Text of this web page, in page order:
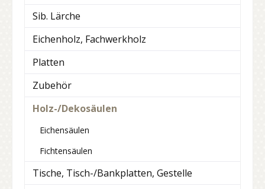
Sib. Lärche
Eichenholz, Fachwerkholz
Platten
Zubehör
Holz-/Dekosäulen
Eichensäulen
Fichtensäulen
Tische, Tisch-/Bankplatten, Gestelle